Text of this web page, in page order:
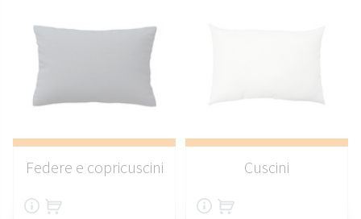
Federe e copricuscini Cuscini